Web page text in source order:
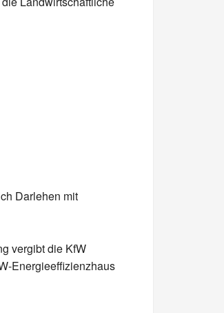
Darlehen mit
vergibt die KfW
Energieeffizienzhaus